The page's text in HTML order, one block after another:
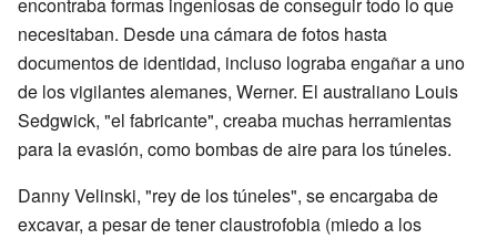
necesitaban. Desde una cámara de fotos hasta
documentos de identidad, incluso lograba engañar a uno
de los vigilantes alemanes, Werner. El australiano Louis
Sedgwick, "el fabricante", creaba muchas herramientas
para la evasión, como bombas de aire para los túneles.
Danny Velinski, "rey de los túneles", se encargaba de
excavar, a pesar de tener claustrofobia (miedo a los